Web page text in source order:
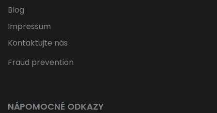
Blog
Impressum
Kontaktujte nás
Fraud prevention
NÁPOMOCNÉ ODKAZY